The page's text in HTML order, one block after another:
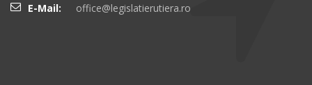
E-Mail:
office@legislatierutiera.ro